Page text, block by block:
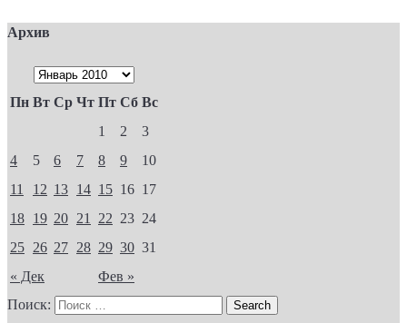
Архив
Пн Вт Ср Чт Пт Сб Вс
« Дек Фев »
1 2
3
4
5 6 7 8 9
10
11
12 13 14 15 16 17
18 19 20 21 22 23 24
25 26 27 28 29 30 31
Поиск: